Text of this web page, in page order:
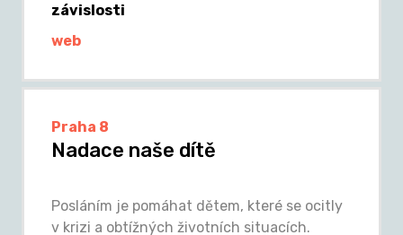
závislosti
web
Praha 8
Nadace naše dítě
Posláním je pomáhat dětem, které se ocitly
v krizi a obtížných životních situacích.